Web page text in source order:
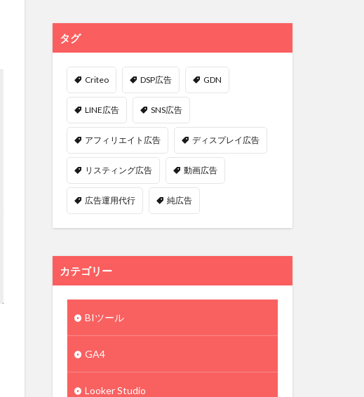
タグ
Criteo DSP広告 GDN
LINE広告 SNS広告
アフィリエイト広告 ディスプレイ広告
リスティング広告 動画広告
広告運用代行 純広告
カテゴリー
BIツール
GA4
Looker Studio